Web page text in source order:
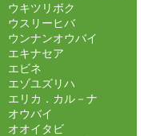
ウキツリボク
ウスリーヒバ
ウンナンオウバイ
エキナセア
エビネ
エゾユズリハ
エリカ．カル－ナ
オウバイ
オオイタビ